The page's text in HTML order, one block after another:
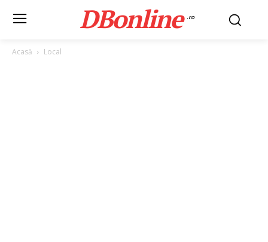
DBonline .ro
Acasă Local